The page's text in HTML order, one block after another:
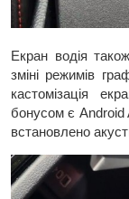
Екран водія
зміні режимів
кастомізація
бонусом є Android
встановлено